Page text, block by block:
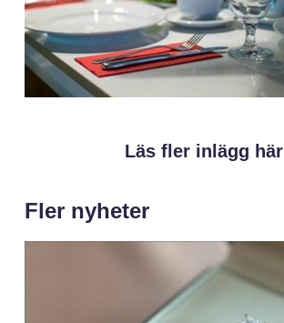
Läs fler inlägg här
Fler nyheter